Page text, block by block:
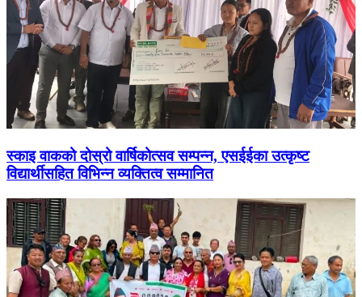
स्काइ वाकको दोस्रो वार्षिकोत्सव सम्पन्न, एसईईका उत्कृष्ट
विद्यार्थीसहित विभिन्न व्यक्तित्व सम्मानित